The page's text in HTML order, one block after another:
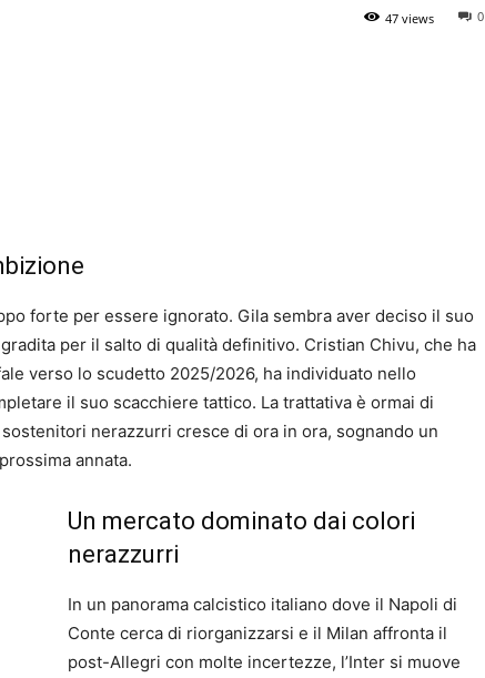
0
47 views
forte per essere ignorato. Gila sembra aver deciso il suo
per il salto di qualità definitivo. Cristian Chivu, che ha
verso lo scudetto 2025/2026, ha individuato nello
il suo scacchiere tattico. La trattativa è ormai di
nerazzurri cresce di ora in ora, sognando un
annata.
Un mercato dominato dai colori
nerazzurri
In un panorama calcistico italiano dove il Napoli di
Conte cerca di riorganizzarsi e il Milan affronta il
post-Allegri con molte incertezze, l’Inter si muove